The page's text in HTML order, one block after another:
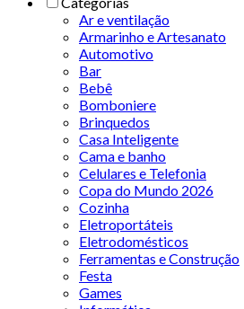
Ar e ventilação
Armarinho e Artesanato
Automotivo
Bar
Bebê
Bomboniere
Brinquedos
Casa Inteligente
Cama e banho
Celulares e Telefonia
Copa do Mundo 2026
Cozinha
Eletroportáteis
Eletrodomésticos
Ferramentas e Construção
Festa
Games